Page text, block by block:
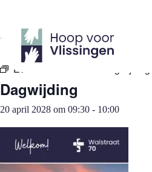
inhoud
« Alle Evenementen
Evenementenreeks:
Dagwijding
20 april 2028 om 09:30 - 10:00